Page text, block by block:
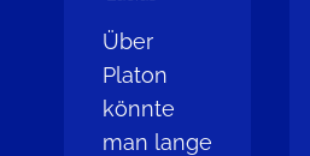
Über
Platon
könnte
man lange